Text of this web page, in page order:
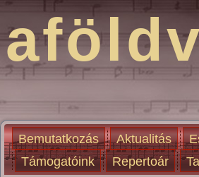
Bemutatkozás Aktualitás
Támogatóink
Repertoár